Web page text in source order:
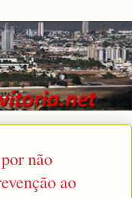
não
ao